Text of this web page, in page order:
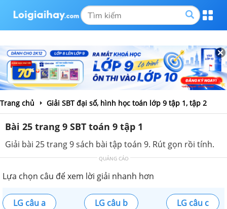
Trang chủ Giải SBT đại số, hình học toán lớp 9 tập 1, tập 2
Bài 25 trang 9 SBT toán 9 tập 1
Giải bài 25 trang 9 sách bài tập toán 9. Rút gọn rồi tính.
QUẢNG CÁO
Lựa chọn câu để xem lời giải nhanh hơn
LG câu a LG câu b
LG câu c